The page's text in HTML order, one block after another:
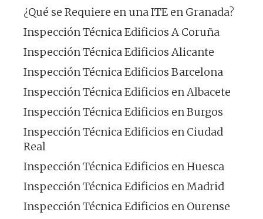
¿Qué se Requiere en una ITE en Granada?
Inspección Técnica Edificios A Coruña
Inspección Técnica Edificios Alicante
Inspección Técnica Edificios Barcelona
Inspección Técnica Edificios en Albacete
Inspección Técnica Edificios en Burgos
Inspección Técnica Edificios en Ciudad
Real
Inspección Técnica Edificios en Huesca
Inspección Técnica Edificios en Madrid
Inspección Técnica Edificios en Ourense